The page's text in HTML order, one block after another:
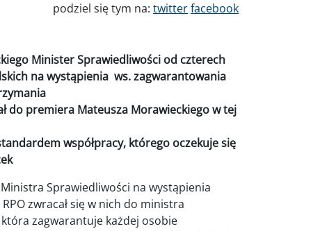
podziel się tym na: twitterfacebook
Minister Sprawiedliwości od czterech
na wystąpienia ws. zagwarantowania
do premiera Mateusza Morawieckiego w tej
współpracy, którego oczekuje się
Sprawiedliwości na wystąpienia
zwracał się w nich do ministra
zagwarantuje każdej osobie